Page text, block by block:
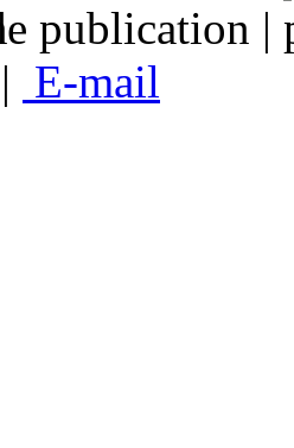
publication |
| E-mail